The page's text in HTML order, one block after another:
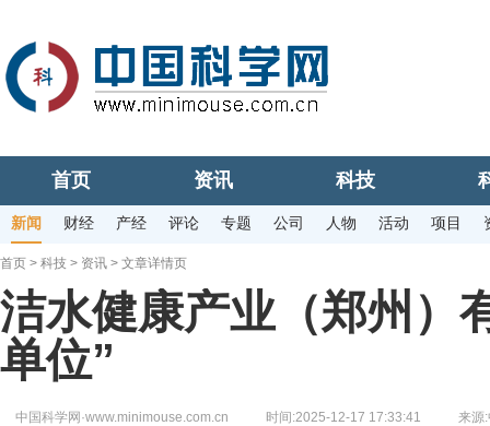
首页 资讯 科技
新闻 财经 产经 评论 专题 公司 人物 活动 项目
首页 > 科技 > 资讯 > 文章详情页
洁水健康产业（郑州）
单位”
中国科学网·www.minimouse.com.cn 时间:2025-12-17 17:33:41 来源: